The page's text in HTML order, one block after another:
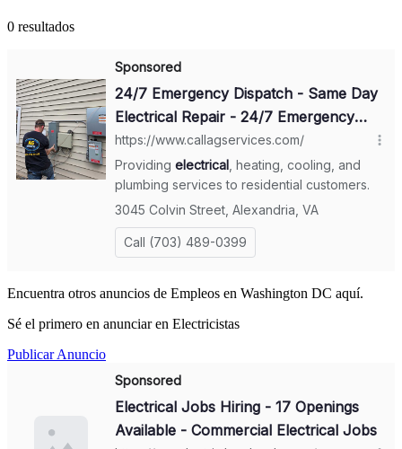
0 resultados
Encuentra otros anuncios de Empleos en Washington DC aquí.
Sé el primero en anunciar en Electricistas
Publicar Anuncio